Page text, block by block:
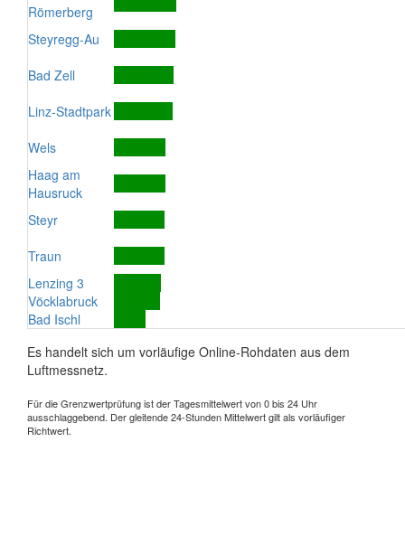
Römerberg
Steyregg-Au
Bad Zell
Linz-Stadtpark
Wels
Haag am
Hausruck
Steyr
Traun
Lenzing 3
Vöcklabruck
Bad Ischl
Es handelt sich um vorläufige Online-Rohdaten aus dem
Luftmessnetz.
Für die Grenzwertprüfung ist der Tagesmittelwert von 0 bis 24 Uhr
ausschlaggebend. Der gleitende 24-Stunden Mittelwert gilt als vorläufiger
Richtwert.